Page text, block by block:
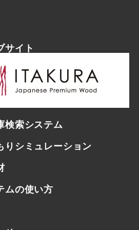
サイト
検索システム
りシミュレーション
ムの使い方